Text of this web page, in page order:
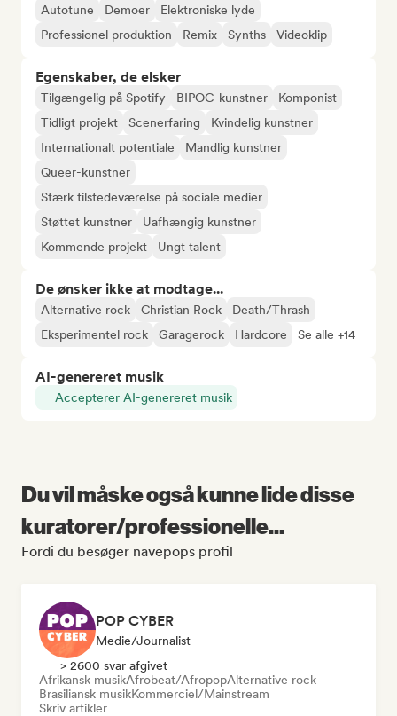
Autotune Demoer
Elektroniske lyde
Professionel produktion
Remix Synths Videoklip
Egenskaber, de elsker
Tilgængelig på Spotify BIPOC-kunstner
Komponist
Tidligt projekt
Scenerfaring
Kvindelig kunstner
Internationalt potentiale
Mandlig kunstner
Queer-kunstner
Stærk tilstedeværelse på sociale medier
Støttet kunstner
Uafhængig kunstner
Kommende projekt
Ungt talent
De ønsker ikke at modtage...
Alternative rock Christian Rock
Death/Thrash
Eksperimentel rock
Garagerock Hardcore Se alle +14
AI-genereret musik
Accepterer AI-genereret musik
Du vil måske også kunne lide disse
kuratorer/professionelle...
Fordi du besøger navepops profil
POP CYBER
Medie/journalist
> 2600 svar afgivet
Afrikansk musikAfrobeat/AfropopAlternative rock
Brasiliansk musikKommerciel/Mainstream
Skriv artikler